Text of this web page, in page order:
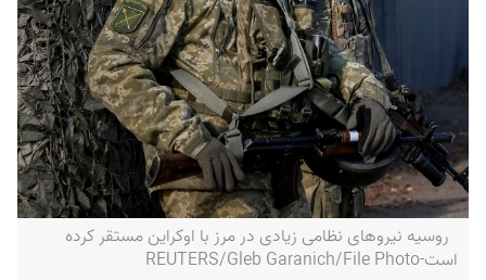
روسیه نیروهای نظامی زیادی در مرز با اوکراین مستقر کرده
است-REUTERS/Gleb Garanich/File Photo